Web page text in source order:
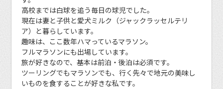
高校までは白球を追う毎日の球児でした。
現在は妻と子供と愛犬ミルク（ジャックラッセルテリ
ア）と暮らしています。
趣味は、ここ数年ハマっているマラソン。
フルマラソンにも出場しています。
旅が好きなので、基本は前泊・後泊は必須です。
ツーリングでもマラソンでも、行く先々で地元の美味し
いものを食することが好きな私です。